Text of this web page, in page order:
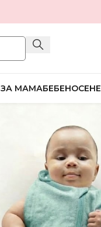
ЗА МАМАБЕБЕНОСЕНЕ